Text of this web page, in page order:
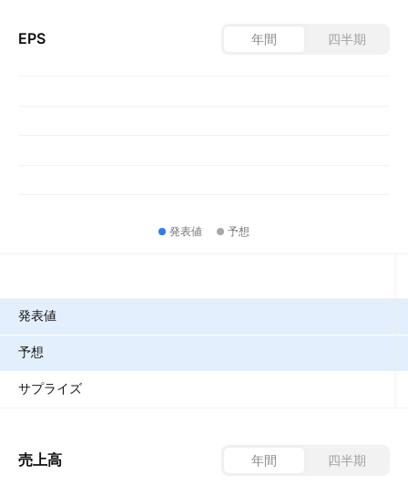
EPS 年間 四半期
発表値 予想
発表値
予想
サプライズ
売上高 年間 四半期